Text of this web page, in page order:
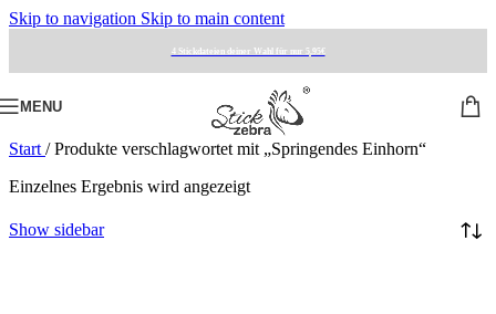
Skip to navigation Skip to main content
4 Stickdateien deiner Wahl für nur 5,95€
MENU
Start / Produkte verschlagwortet mit „Springendes Einhorn“
Einzelnes Ergebnis wird angezeigt
Show sidebar